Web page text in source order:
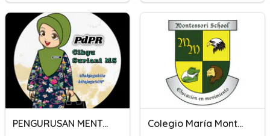
PENGURUSAN MENTAL & EMOSI Colegio María Montessori: 2° Grado